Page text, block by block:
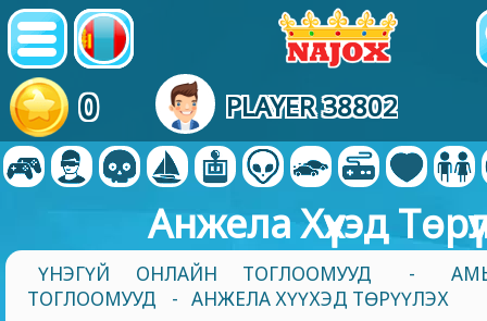
0 PLAYER 38802
Анжела Хүүхэд
ҮНЭГҮЙ ОНЛАЙН ТОГЛООМУУД -
ТОГЛООМУУД
- АНЖЕЛА ХҮҮХЭД ТӨРҮҮЛЭХ